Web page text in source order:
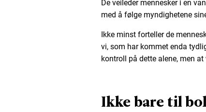
De veileder mennesker i en
med å følge myndighetene
Ikke minst forteller de
vi, som har kommet enda
kontroll på dette alene, men
Ikke bare til